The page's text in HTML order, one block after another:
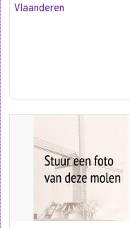
Vlaanderen